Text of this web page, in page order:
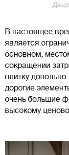
В настоящее
является
основном,
сокращении
плитку
дорогие
очень большие
высокому